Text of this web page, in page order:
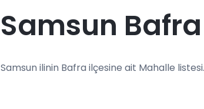
Samsun
Samsun ilinin Bafra ilçesine ait Mahalle listesi.